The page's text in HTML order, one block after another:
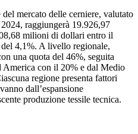
mercato delle cerniere, valutato
raggiungerà 19.926,97
milioni di dollari entro il
4,1%. A livello regionale,
una quota del 46%, seguita
con il 20% e dal Medio
regione presenta fattori
dall’espansione
produzione tessile tecnica.